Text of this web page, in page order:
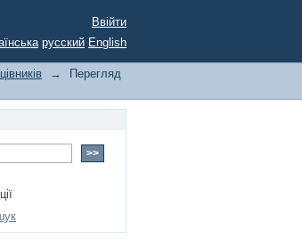
Ввійти
русский English
→
Перегляд